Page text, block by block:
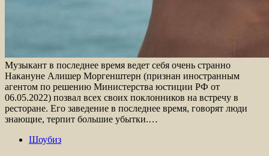
Музыкант в последнее время ведет себя очень странно
Накануне Алишер Моргенштерн (признан иностранным
агентом по решению Министерства юстиции РФ от
06.05.2022) позвал всех своих поклонников на встречу в
ресторане. Его заведение в последнее время, говорят люди
знающие, терпит большие убытки.…
Шоубиз